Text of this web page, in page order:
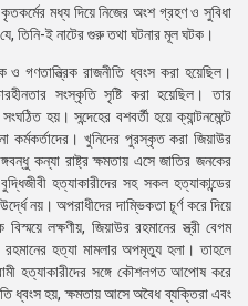
কৃতকর্মের মধ্য দিয়ে নিজের অংশ গ্রহণ ও সুবিধা
তিনি-ই নাটের গুরু তথা ঘটনার মূল ঘটক।
ও গণতান্ত্রিক রাজনীতি ধ্বংস করা হয়েছিল।
সংস্কৃতি সৃষ্টি করা হয়েছিল। তার
হয়। সন্দেহের বশবর্তী হয়ে ক্যান্টনমেন্টে
কর্মকর্তাদের। খুনিদের পুরস্কৃত করা জিয়াউর
কন্যা রাষ্ট্র ক্ষমতায় এসে জাতির জনকের
হত্যাকারীদের সহ সকল হত্যাকান্ডের
নয়। অপরাধীদের দাম্ভিকতা চূর্ণ করে দিয়ে
লক্ষণীয়, জিয়াউর রহমানের স্ত্রী বেগম
রহমানের হত্যা মামলার অপমৃত্যু হলা। তাহলে
হত্যাকারীদের সঙ্গে কৌশলগত আপোষ করে
ধ্বংস হয়, ক্ষমতায় আসে অবৈধ ব্যক্তিরা এবং